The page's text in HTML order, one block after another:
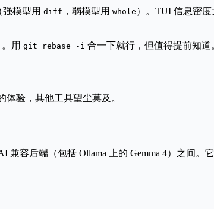
模型用 diff ，弱模型用 whole ）。TUI 信息密
用 git rebase -i 合一下就行，但值得提前知道
验，其他工具望尘莫及。
兼容后端（包括 Ollama 上的 Gemma 4）之间。